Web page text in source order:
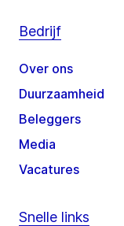
Bedrijf
Over ons
Duurzaamheid
Beleggers
Media
Vacatures
Snelle links